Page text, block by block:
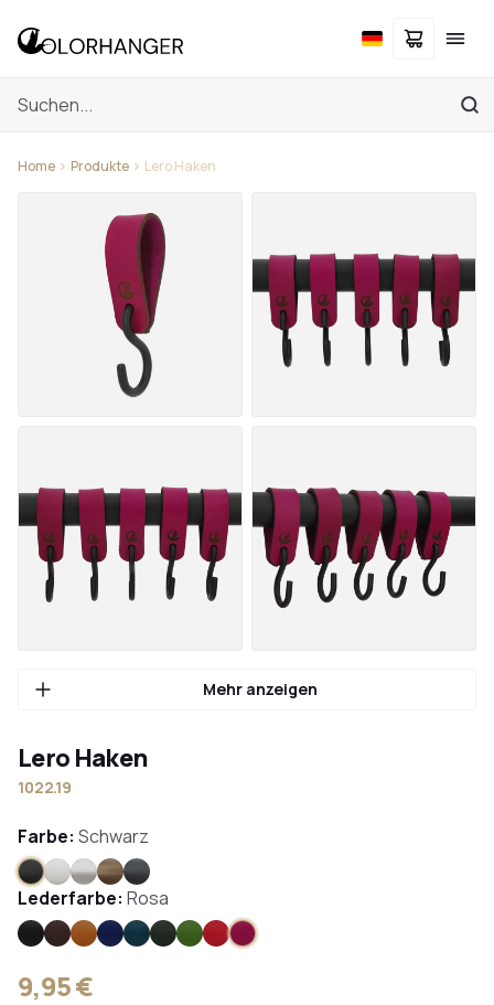
Home Produkte Lero Haken
Mehr anzeigen
Lero Haken
1022.19
Farbe: Schwarz
Schwarz
WeißEdelstahl
BronzeAnthrazit
Lederfarbe: Rosa
Schwarz
BraunHellbraun
BlauBlaugrün
Dunkelgrün
Apfelgrün
RotRosa
9,95 €